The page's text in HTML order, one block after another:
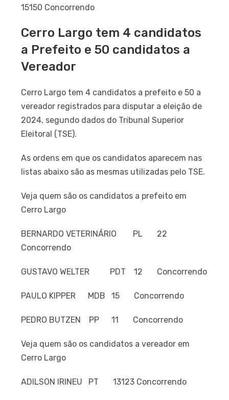
15150 Concorrendo
Cerro Largo tem 4 candidatos
a Prefeito e 50 candidatos a
Vereador
Cerro Largo tem 4 candidatos a prefeito e 50 a
vereador registrados para disputar a eleição de
2024, segundo dados do Tribunal Superior
Eleitoral (TSE).
As ordens em que os candidatos aparecem nas
listas abaixo são as mesmas utilizadas pelo TSE.
Veja quem são os candidatos a prefeito em
Cerro Largo
BERNARDO VETERINÁRIO PL 22
Concorrendo
GUSTAVO WELTER PDT 12 Concorrendo
PAULO KIPPER MDB 15 Concorrendo
PEDRO BUTZEN PP 11 Concorrendo
Veja quem são os candidatos a vereador em
Cerro Largo
ADILSON IRINEU PT 13123 Concorrendo